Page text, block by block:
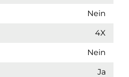
Nein
4X
Nein
Ja